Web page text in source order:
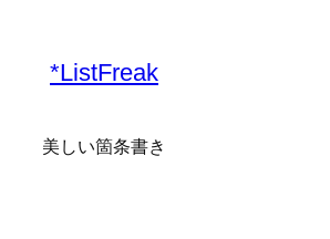
*ListFreak
美しい箇条書き